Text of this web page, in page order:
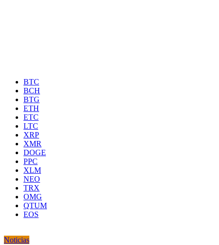
BTC
BCH
BTG
ETH
ETC
LTC
XRP
XMR
DOGE
PPC
XLM
NEO
TRX
OMG
QTUM
EOS
Noticias